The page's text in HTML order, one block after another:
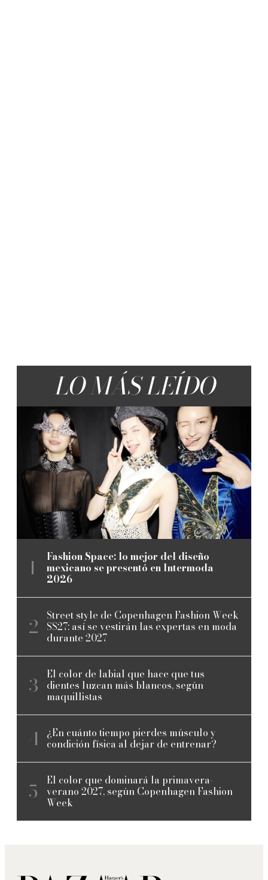
LO MÁS LEÍDO
Fashion Space: lo mejor del diseño
mexicano se presentó en Intermoda
2026
Street style de Copenhagen Fashion Week
SS27: así se vestirán las expertas en moda
durante 2027
El color de labial que hace que tus
dientes luzcan más blancos, según
maquillistas
¿En cuánto tiempo pierdes músculo y
condición física al dejar de entrenar?
El color que dominará la primavera-
verano 2027, según Copenhagen Fashion
Week